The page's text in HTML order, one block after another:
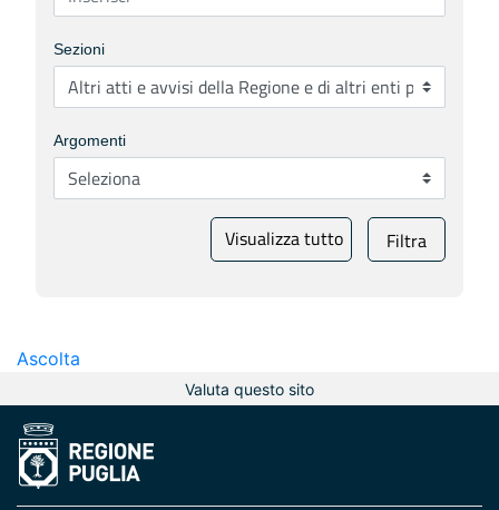
Sezioni
Argomenti
Visualizza tutto Filtra
Ascolta
Valuta questo sito